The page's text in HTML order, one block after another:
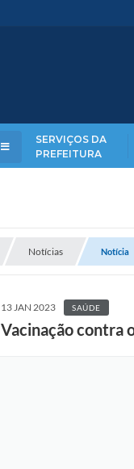
SERVIÇOS DA
PREFEITURA
Notícias Notícia
13 JAN 2023 SAÚDE
Vacinação contra